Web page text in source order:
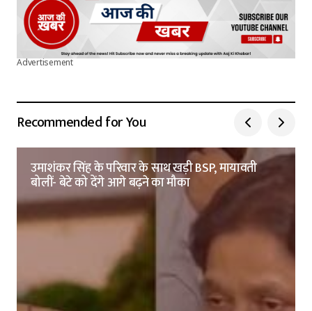
Advertisement
Recommended for You
उमाशंकर सिंह के परिवार के साथ खड़ी BSP, मायावती
बोलीं- बेटे को देंगे आगे बढ़ने का मौका